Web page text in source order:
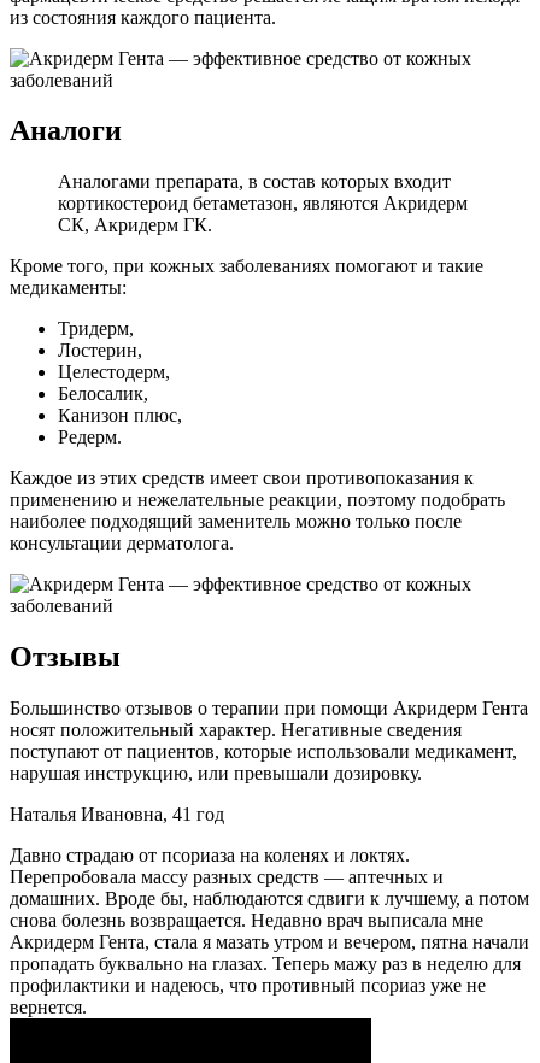
из состояния каждого пациента.
Аналоги
Аналогами препарата, в состав которых входит
кортикостероид бетаметазон, являются Акридерм
СК, Акридерм ГК.
Кроме того, при кожных заболеваниях помогают и такие
медикаменты:
Тридерм,
Лостерин,
Целестодерм,
Белосалик,
Канизон плюс,
Редерм.
Каждое из этих средств имеет свои противопоказания к
применению и нежелательные реакции, поэтому подобрать
наиболее подходящий заменитель можно только после
консультации дерматолога.
Отзывы
Большинство отзывов о терапии при помощи Акридерм Гента
носят положительный характер. Негативные сведения
поступают от пациентов, которые использовали медикамент,
нарушая инструкцию, или превышали дозировку.
Наталья Ивановна, 41 год
Давно страдаю от псориаза на коленях и локтях.
Перепробовала массу разных средств — аптечных и
домашних. Вроде бы, наблюдаются сдвиги к лучшему, а потом
снова болезнь возвращается. Недавно врач выписала мне
Акридерм Гента, стала я мазать утром и вечером, пятна начали
пропадать буквально на глазах. Теперь мажу раз в неделю для
профилактики и надеюсь, что противный псориаз уже не
вернется.